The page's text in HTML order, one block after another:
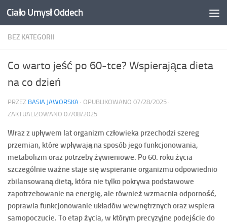
Przejdź do treści
Ciało Umysł Oddech
BEZ KATEGORII
Co warto jeść po 60-tce? Wspierająca dieta
na co dzień
PRZEZ BASIA JAWORSKA · OPUBLIKOWANO 07/28/2025 ·
ZAKTUALIZOWANO 07/08/2025
Wraz z upływem lat organizm człowieka przechodzi szereg
przemian, które wpływają na sposób jego funkcjonowania,
metabolizm oraz potrzeby żywieniowe. Po 60. roku życia
szczególnie ważne staje się wspieranie organizmu odpowiednio
zbilansowaną dietą, która nie tylko pokrywa podstawowe
zapotrzebowanie na energię, ale również wzmacnia odporność,
poprawia funkcjonowanie układów wewnętrznych oraz wspiera
samopoczucie. To etap życia, w którym precyzyjne podejście do